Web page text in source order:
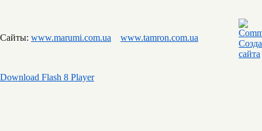
Сайты: www.marumi.com.ua www.tamron.com.ua
Download Flash 8 Player